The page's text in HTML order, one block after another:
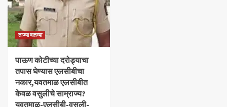
ताज्या बातम्या
पाऊण कोटीच्या दरोड्याचा
तपास घेण्यास एलसीबीचा
नकार,यवतमाळ एलसीबीत
केवळ वसुलीचे साम्राज्य?
यवतमाळ-एलसीबी-वसुली-